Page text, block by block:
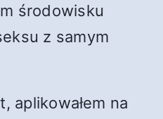
środowisku
z samym
aplikowałem na